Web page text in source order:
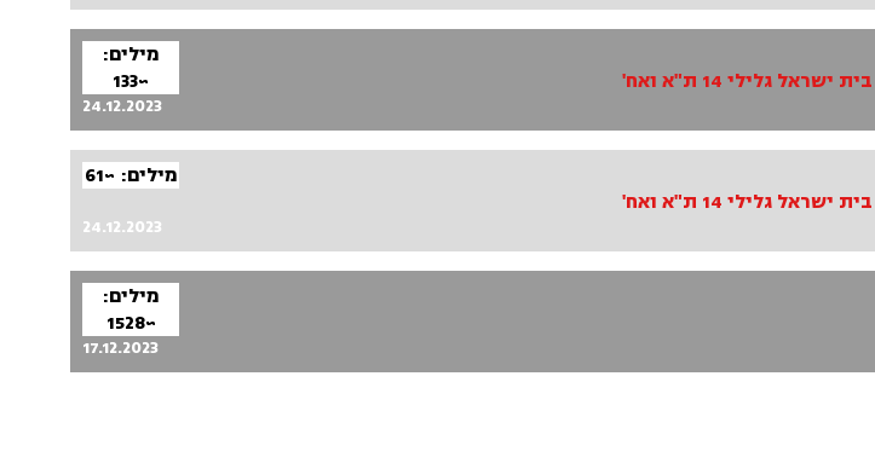
מילים:
~133
24.12.2023
מילים: ~61
24.12.2023
מילים:
~1528
17.12.2023